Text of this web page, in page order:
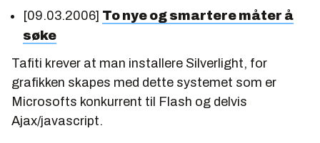
[09.03.2006] To nye og smartere måter å
søke
Tafiti krever at man installere Silverlight, for
grafikken skapes med dette systemet som er
Microsofts konkurrent til Flash og delvis
Ajax/javascript.